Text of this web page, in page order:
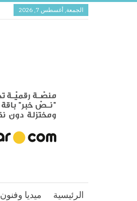
الجمعة, أغسطس 7, 2026
الرئيسية ميديا وفنون